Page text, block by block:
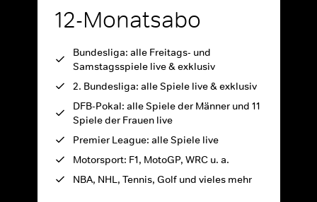
12-Monatsabo
Bundesliga: alle Freitags- und
Samstagsspiele live & exklusiv
2. Bundesliga: alle Spiele live & exklusiv
DFB-Pokal: alle Spiele der Männer und 11
Spiele der Frauen live
Premier League: alle Spiele live
Motorsport: F1, MotoGP, WRC u. a.
NBA, NHL, Tennis, Golf und vieles mehr